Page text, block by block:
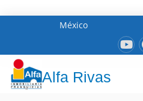
México
Alfa Rivas